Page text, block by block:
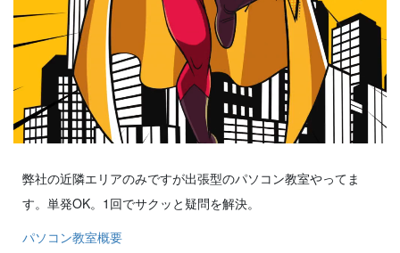
弊社の近隣エリアのみですが出張型のパソコン教室やってま
す。単発OK。1回でサクッと疑問を解決。
パソコン教室概要